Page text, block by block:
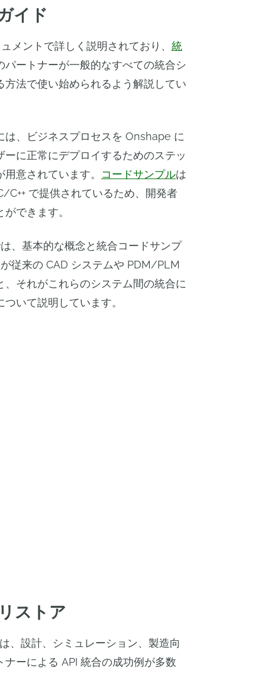
イド
メントで詳しく説明されており、 統
パートナーが一般的なすべての統合シ
方法で使い始められるよう解説してい
は、ビジネスプロセスを Onshape に
に正常にデプロイするためのステッ
意されています。 コードサンプルは
で提供されているため、開発者
できます。
、基本的な概念と統合コードサンプ
従来の CAD システムや PDM/PLM
、それがこれらのシステム間の統合に
いて説明しています。
ストア
、設計、シミュレーション、製造向
ーによる API 統合の成功例が多数